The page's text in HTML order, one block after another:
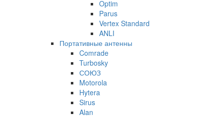
Optim
Parus
Vertex Standard
ANLI
Портативные антенны
Comrade
Turbosky
СОЮЗ
Motorola
Hytera
Sirus
Alan